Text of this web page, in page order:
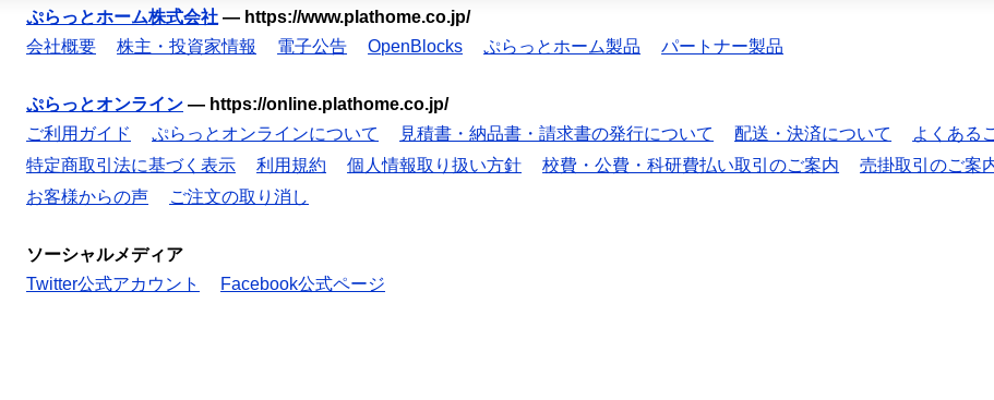
ぷらっとホーム株式会社 — https://www.plathome.co.jp/
会社概要
株主・投資家情報 電子公告 OpenBlocks ぷらっとホーム製品 パートナー製品
ぷらっとオンライン — https://online.plathome.co.jp/
ご利用ガイド
ぷらっとオンラインについて 見積書・納品書・請求書の発行について 配送・決済について
よくある
特定商取引法に基づく表示
利用規約 個人情報取り扱い方針 校費・公費・科研費払い取引のご案内 売掛取引のご案
お客様からの声
ご注文の取り消し
ソーシャルメディア
Twitter公式アカウント
Facebook公式ページ